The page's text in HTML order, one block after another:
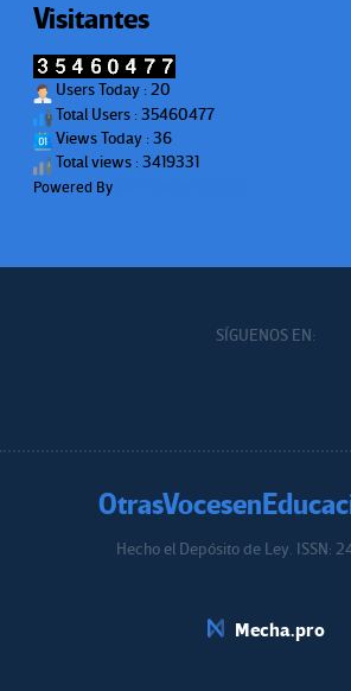
Visitantes
Users Today : 20
Total Users : 35460477
Views Today : 36
Total views : 3419331
Powered By
SÍGUENOS EN:
Hecho el Depósito de Ley. ISSN:
Mecha.pro